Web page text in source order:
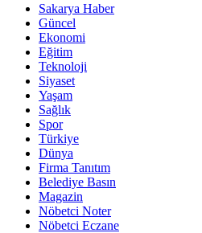
Sakarya Haber
Güncel
Ekonomi
Eğitim
Teknoloji
Siyaset
Yaşam
Sağlık
Spor
Türkiye
Dünya
Firma Tanıtım
Belediye Basın
Magazin
Nöbetci Noter
Nöbetci Eczane